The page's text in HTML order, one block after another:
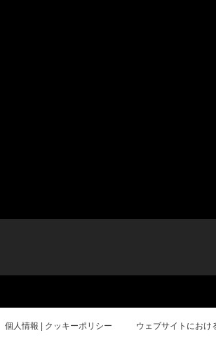
個人情報 | クッキーポリシー ウェブサイトにおけ